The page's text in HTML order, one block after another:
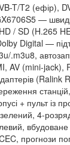
T/T2 (ефір),
—
/ SD (H.265
Digital —
.m3u8,
AV (mini-jack),
(Ralink
+ пульт із
4-
прогнози